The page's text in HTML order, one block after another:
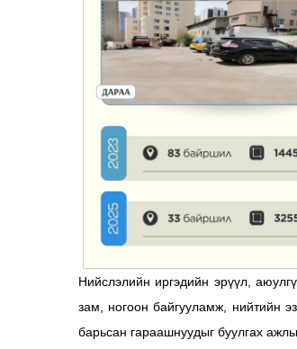
Нийслэлийн иргэдийн эрүүл,
зам, ногоон байгууламж, нийтийн
барьсан гараашнуудыг буулгах